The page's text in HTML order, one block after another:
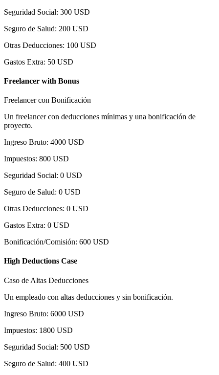
Seguridad Social: 300 USD
Seguro de Salud: 200 USD
Otras Deducciones: 100 USD
Gastos Extra: 50 USD
Freelancer with Bonus
Freelancer con Bonificación
Un freelancer con deducciones mínimas y una bonificación de
proyecto.
Ingreso Bruto: 4000 USD
Impuestos: 800 USD
Seguridad Social: 0 USD
Seguro de Salud: 0 USD
Otras Deducciones: 0 USD
Gastos Extra: 0 USD
Bonificación/Comisión: 600 USD
High Deductions Case
Caso de Altas Deducciones
Un empleado con altas deducciones y sin bonificación.
Ingreso Bruto: 6000 USD
Impuestos: 1800 USD
Seguridad Social: 500 USD
Seguro de Salud: 400 USD